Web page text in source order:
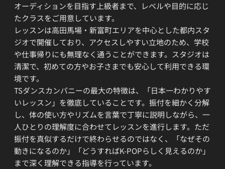
オーディションを目指す上級者まで、レベルや目的に応じ
たクラスをご用意しています。
レッスンは高田馬場・新富町エリアを中心とした都内スタ
ジオで開催しており、アクセスしやすい立地のため、学校
や仕事帰りにも無理なく通うことができます。スタジオは
清潔で、初めての方やお子さまでも安心して利用できる環
境です。
TSダンスカンパニーの最大の特徴は、「日本一わかりやす
いレッスン」を徹底していることです。振付を細かく分解
し、体の使い方やリズムを言葉で丁寧に説明しながら、一
人ひとりの理解度に合わせてレッスンを進行します。ただ
振付を真似するだけで終わらせるのではなく、「なぜその
動きになるのか」「どうすればK-POPらしく見えるのか」
まで深く理解できる指導を行っています。